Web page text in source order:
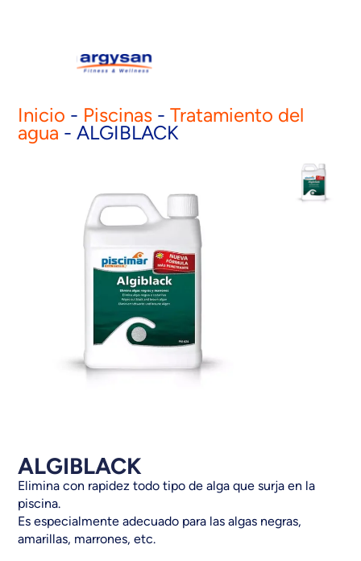
ALGIBLACK
Elimina con rapidez todo tipo de alga que surja en la
piscina.
Es especialmente adecuado para las algas negras,
amarillas, marrones, etc.
Inicio - Piscinas -Tratamiento del
agua -ALGIBLACK